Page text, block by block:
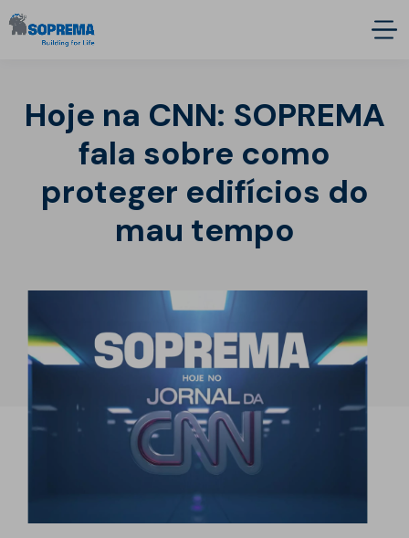
Hoje na CNN: SOPREMA
fala sobre como
proteger edifícios do
mau tempo